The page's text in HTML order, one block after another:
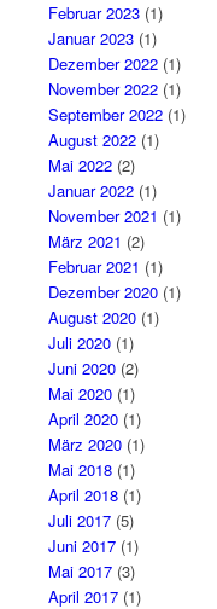
Februar 2023 (1)
Januar 2023 (1)
Dezember 2022 (1)
November 2022 (1)
September 2022 (1)
August 2022 (1)
Mai 2022 (2)
Januar 2022 (1)
November 2021 (1)
März 2021 (2)
Februar 2021 (1)
Dezember 2020 (1)
August 2020 (1)
Juli 2020 (1)
Juni 2020 (2)
Mai 2020 (1)
April 2020 (1)
März 2020 (1)
Mai 2018 (1)
April 2018 (1)
Juli 2017 (5)
Juni 2017 (1)
Mai 2017 (3)
April 2017 (1)